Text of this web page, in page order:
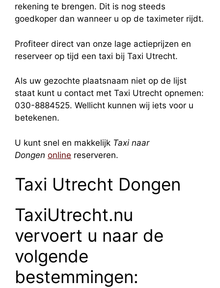
rekening te brengen. Dit is nog steeds
goedkoper dan wanneer u op de taximeter rijdt.
Profiteer direct van onze lage actieprijzen en
reserveer op tijd een taxi bij Taxi Utrecht.
Als uw gezochte plaatsnaam niet op de lijst
staat kunt u contact met Taxi Utrecht opnemen:
030-8884525. Wellicht kunnen wij iets voor u
betekenen.
U kunt snel en makkelijk Taxi naar
Dongen online reserveren.
Taxi Utrecht Dongen
TaxiUtrecht.nu
vervoert u naar de
volgende
bestemmingen: